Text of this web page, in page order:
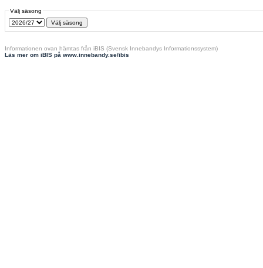
Välj säsong
Informationen ovan hämtas från iBIS (Svensk Innebandys Informationssystem)
Läs mer om iBIS på www.innebandy.se/ibis